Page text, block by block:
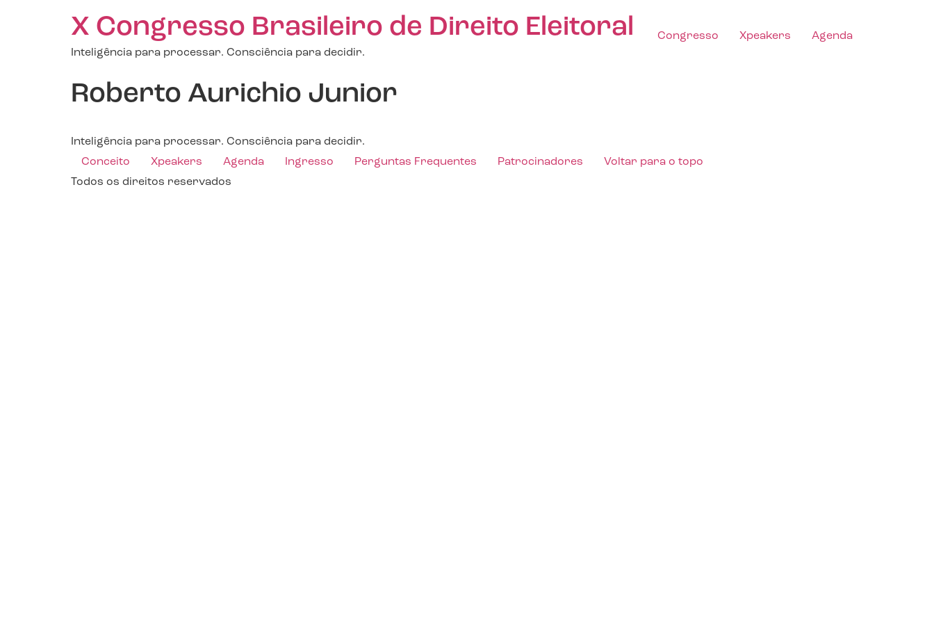
X Congresso Brasileiro de Direito Eleitoral
Inteligência para processar. Consciência para decidir.
Congresso Xpeakers Agenda
Roberto Aurichio Junior
Inteligência para processar. Consciência para decidir.
Conceito
Xpeakers Agenda Ingresso Perguntas Frequentes Patrocinadores
Voltar para o topo
Todos os direitos reservados